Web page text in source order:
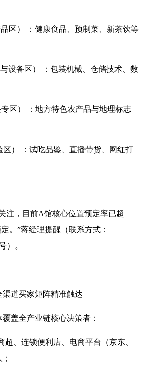
区） ：健康食品、预制菜、新茶饮等
设备区） ：包装机械、仓储技术、数
区） ：地方特色农产品与地理标志
） ：试吃品鉴、直播带货、网红打
注，目前A馆核心位置预定率已超
。”蒋经理提醒（联系方式：
）。
渠道买家矩阵精准触达
覆盖全产业链核心决策者：
、连锁便利店、电商平台（京东、
；